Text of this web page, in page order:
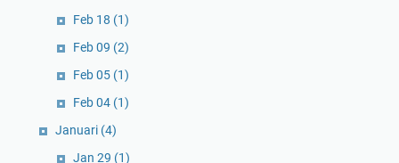
Feb 18 (1)
Feb 09 (2)
Feb 05 (1)
Feb 04 (1)
Januari (4)
Jan 29 (1)